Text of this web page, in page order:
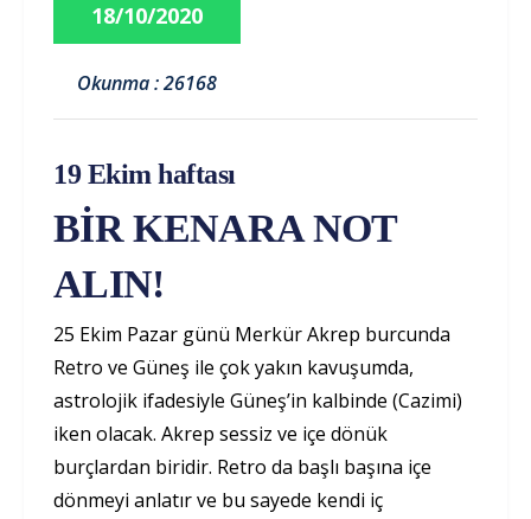
18/10/2020
Okunma : 26168
19 Ekim haftası
BİR KENARA NOT
ALIN!
25 Ekim Pazar günü Merkür Akrep burcunda
Retro ve Güneş ile çok yakın kavuşumda,
astrolojik ifadesiyle Güneş’in kalbinde (Cazimi)
iken olacak. Akrep sessiz ve içe dönük
burçlardan biridir. Retro da başlı başına içe
dönmeyi anlatır ve bu sayede kendi iç